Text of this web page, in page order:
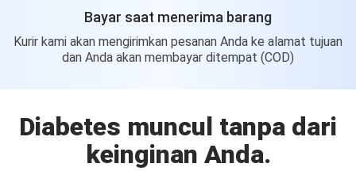
Bayar saat menerima barang
Kurir kami akan mengirimkan pesanan Anda ke alamat tujuan
dan Anda akan membayar ditempat (COD)
Diabetes muncul tanpa dari
keinginan Anda.